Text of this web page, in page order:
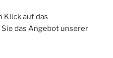
Klick auf das
das Angebot unserer